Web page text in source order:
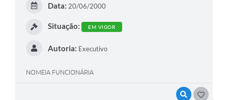
VISUALIZAR
Data: 20/06/2000
Situação: EM VIGOR
Autoria: Executivo
NOMEIA FUNCIONÁRIA